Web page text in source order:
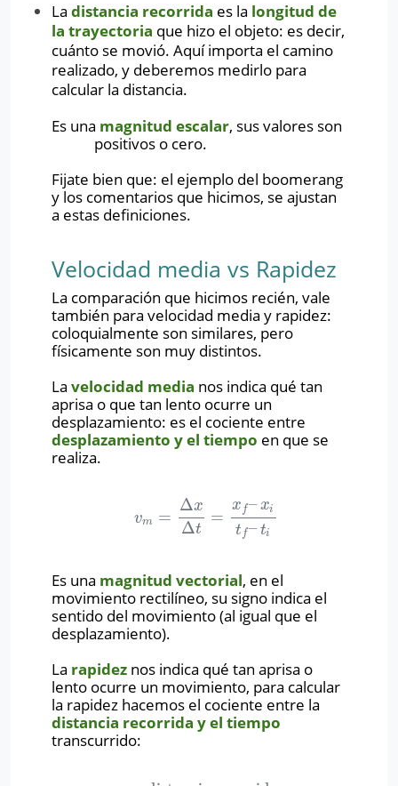
La distancia recorrida es la longitud de
la trayectoria que hizo el objeto: es decir,
cuánto se movió. Aquí importa el camino
realizado, y deberemos medirlo para
calcular la distancia.
Es una magnitud escalar, sus valores son
positivos o cero.
Fijate bien que: el ejemplo del boomerang
y los comentarios que hicimos, se ajustan
a estas definiciones.
Velocidad media vs Rapidez
La comparación que hicimos recién, vale
también para velocidad media y rapidez:
coloquialmente son similares, pero
físicamente son muy distintos.
La velocidad media nos indica qué tan
aprisa o que tan lento ocurre un
desplazamiento: es el cociente entre
desplazamiento y el tiempo en que se
realiza.
vm =
Δx
Δt
=
x f–xi
t f–ti
vm=Δ xΔt=x f–x itf–ti
Es una magnitud vectorial, en el
movimiento rectilíneo, su signo indica el
sentido del movimiento (al igual que el
desplazamiento).
La rapidez nos indica qué tan aprisa o
lento ocurre un movimiento, para calcular
la rapidez hacemos el cociente entre la
distancia recorrida y el tiempo
transcurrido: